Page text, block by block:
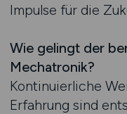
Impulse für die
Wie gelingt der
Mechatronik?
Kontinuierliche
Erfahrung sind